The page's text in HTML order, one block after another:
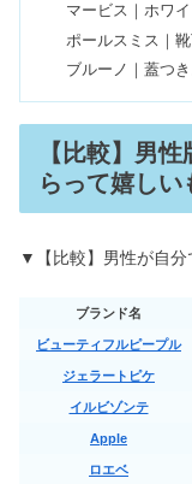
マービス｜ホワ
ポールスミス｜靴
ブルーノ｜蓋つ
【比較】男
らって嬉しい
▼【比較】男性が自分
ブランド名
ビューティフルピープル
ジェラートピケ
イルビゾンテ
Apple
ロエベ